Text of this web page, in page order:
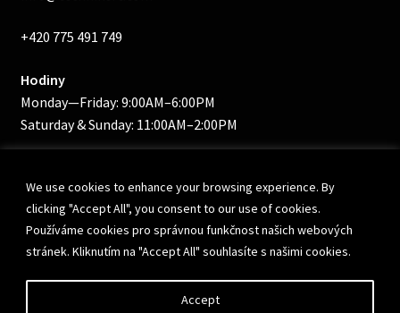
We use cookies to enhance your browsing experience. By
clicking "Accept All", you consent to our use of cookies.
Používáme cookies pro správnou funkčnost našich webových
stránek. Kliknutím na "Accept All" souhlasíte s našimi cookies.
Accept
+420 775 491 749
Hodiny
Monday—Friday: 9:00AM–6:00PM
Saturday & Sunday: 11:00AM–2:00PM
© Eshop Technikert 2026